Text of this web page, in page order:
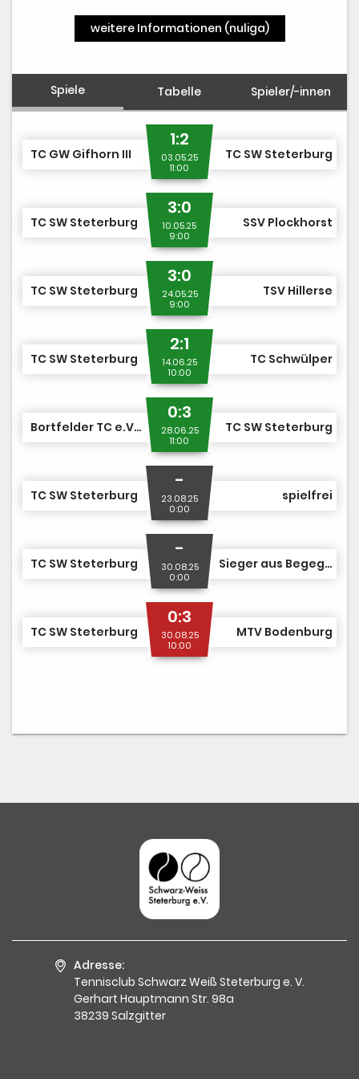
weitere Informationen (nuliga)
Spiele Tabelle Spieler/-innen
TC GW Gifhorn III
1:2
03.05.25
11:00
TC SW Steterburg
TC SW Steterburg
3:0
10.05.25
9:00
SSV Plockhorst
TC SW Steterburg
3:0
24.05.25
9:00
TSV Hillerse
TC SW Steterburg
2:1
14.06.25
10:00
TC Schwülper
Bortfelder TC e.V. von 1977
0:3
28.06.25
11:00
TC SW Steterburg
TC SW Steterburg
-
23.08.25
0:00
spielfrei
TC SW Steterburg
-
30.08.25
0:00
Sieger aus Begegnung Nr. 6
TC SW Steterburg
0:3
30.08.25
10:00
MTV Bodenburg
Adresse:
Tennisclub Schwarz Weiß Steterburg e. V.
Gerhart Hauptmann Str. 98a
38239 Salzgitter